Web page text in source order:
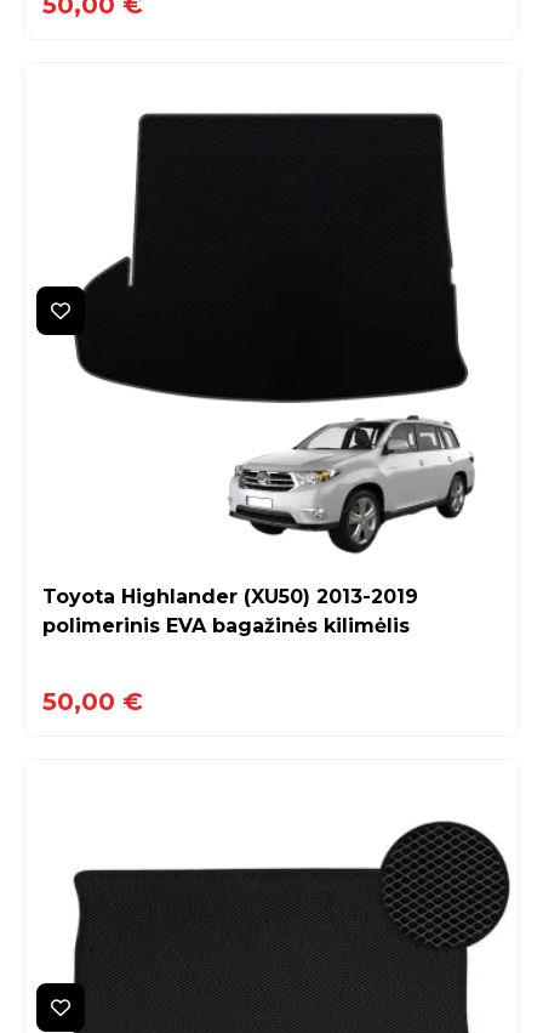
Toyota Highlander (XU50) 2013-2019
polimerinis EVA bagažinės kilimėlis
50,00 €